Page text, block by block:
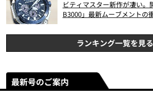
ビティマスター新作が凄い。
B3000」最新ムーブメントの
ランキング一覧を見る
最新号のご案内